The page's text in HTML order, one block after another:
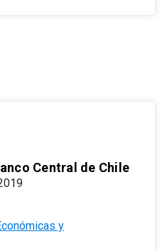
Central de Chile
y